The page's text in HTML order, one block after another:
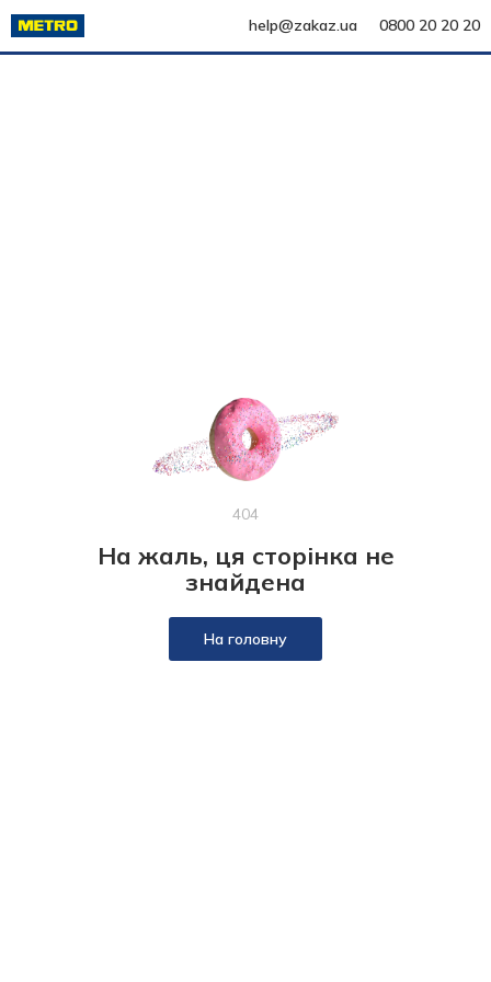
help@zakaz.ua 0800 20 20 20
404
На жаль, ця сторінка не
знайдена
На головну